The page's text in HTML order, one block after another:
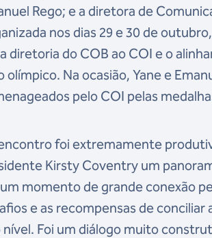
Rego; e a diretora de
nos dias 29 e 30 de
diretoria do COB ao COI e o
olímpico. Na ocasião, Yane e
pelo COI pelas
foi extremamente
Kirsty Coventry um
momento de grande conexão
e as recompensas de
Foi um diálogo muito